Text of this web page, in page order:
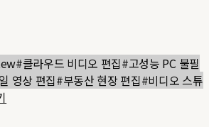
#클라우드 비디오 편집#고성능 PC 불필
영상 편집#부동산 현장 편집#비디오 스튜